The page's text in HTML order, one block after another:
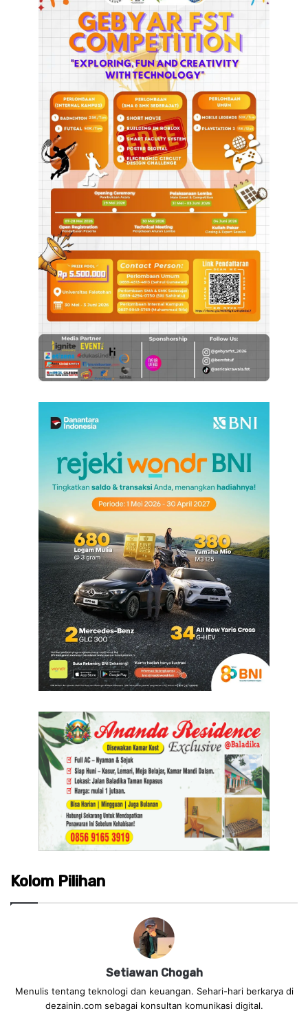
Kolom Pilihan
Setiawan Chogah
Menulis tentang teknologi dan keuangan. Sehari-hari berkarya di
dezainin.com sebagai konsultan komunikasi digital.